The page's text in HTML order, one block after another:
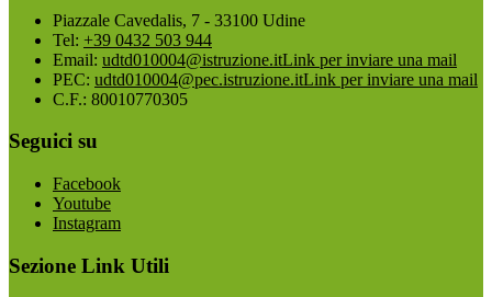
Piazzale Cavedalis, 7 - 33100 Udine
Tel: +39 0432 503 944
Email: udtd010004@istruzione.itLink per inviare una mail
PEC: udtd010004@pec.istruzione.itLink per inviare una mail
C.F.: 80010770305
Seguici su
Facebook
Youtube
Instagram
Sezione Link Utili